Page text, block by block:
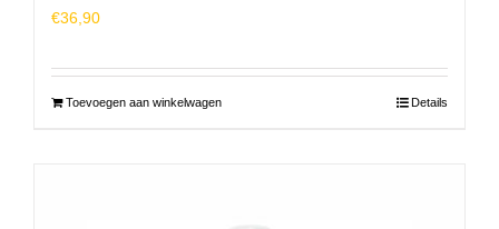
€36,90
Toevoegen aan winkelwagen Details